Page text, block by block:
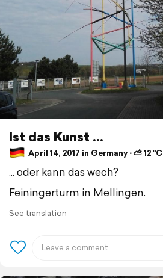
Ist das Kunst ...
April 14, 2017 in Germany ⋅ ⛅ 12 °C
... oder kann das wech?
Feiningerturm in Mellingen.
See translation